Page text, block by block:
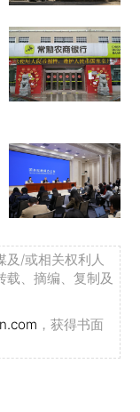
及/或相关权利人
载、摘编、复制及
，获得书面